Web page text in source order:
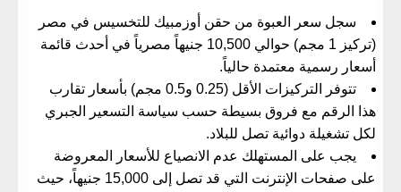
​سجل سعر العبوة من حقن أوزمبيك للتخسيس في مصر
(تركيز 1 مجم) حوالي 10,500 جنيهاً مصرياً في أحدث قائمة
أسعار رسمية معتمدة حالياً.
​تتوفر التركيزات الأقل (0.25 و0.5 مجم) بأسعار تقارب
هذا الرقم مع فروق بسيطة حسب سياسة التسعير الجبري
لكل تشغيلة دوائية تصل للبلاد.
​يجب على المستهلك عدم الانصياع للأسعار المعروضة
على صفحات الإنترنت التي قد تصل إلى 15,000 جنيهاً، حيث